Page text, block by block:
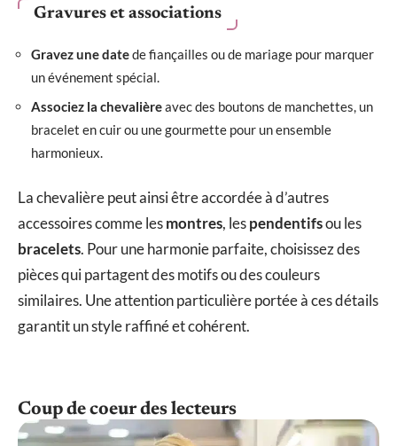
Gravures et associations
Gravez une datede fiançailles ou de mariage pour marquer
un événement spécial.
Associez la chevalièreavec des boutons de manchettes, un
bracelet en cuir ou une gourmette pour un ensemble
harmonieux.
La chevalière peut ainsi être accordée à d’autres
accessoires comme lesmontres, lespendentifsou les
bracelets. Pour une harmonie parfaite, choisissez des
pièces qui partagent des motifs ou des couleurs
similaires. Une attention particulière portée à ces détails
garantit un style raffiné et cohérent.
Coup de coeur des lecteurs